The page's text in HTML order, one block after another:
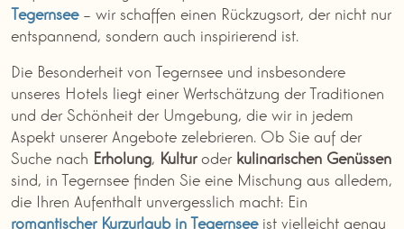
Tegernsee– wir schaffen einen Rückzugsort, der nicht nur
entspannend, sondern auch inspirierend ist.
Die Besonderheit von Tegernsee und insbesondere
unseres Hotels liegt einer Wertschätzung der Traditionen
und der Schönheit der Umgebung, die wir in jedem
Aspekt unserer Angebote zelebrieren. Ob Sie auf der
Suche nach Erholung, Kulturoder kulinarischen Genüssen
sind, in Tegernsee finden Sie eine Mischung aus alledem,
die Ihren Aufenthalt unvergesslich macht: Ein
romantischer Kurzurlaub in Tegernseeist vielleicht genau